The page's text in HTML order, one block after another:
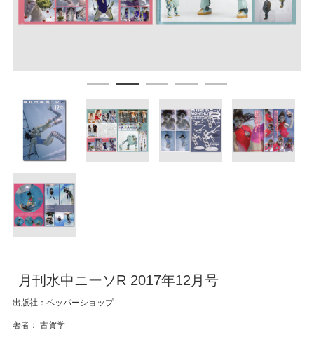
月刊水中ニーソR 2017年12月号
出版社：ペッパーショップ
著者： 古賀学